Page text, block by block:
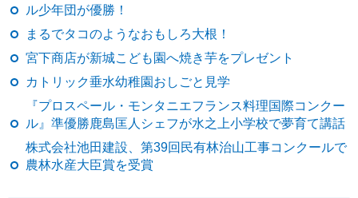
ル少年団が優勝！
まるでタコのようなおもしろ大根！
宮下商店が新城こども園へ焼き芋をプレゼント
カトリック垂水幼稚園おしごと見学
『プロスペール・モンタニエフランス料理国際コンクー
ル』準優勝鹿島匡人シェフが水之上小学校で夢育て講話
株式会社池田建設、第39回民有林治山工事コンクールで
農林水産大臣賞を受賞